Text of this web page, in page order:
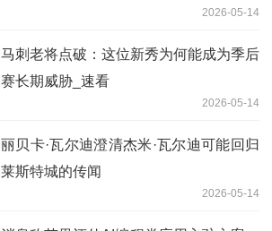
2026-05-14
马刺老将点破：这位新秀为何能成为季后
赛长期威胁_速看
2026-05-14
丽贝卡·瓦尔迪澄清杰米·瓦尔迪可能回归
莱斯特城的传闻
2026-05-14